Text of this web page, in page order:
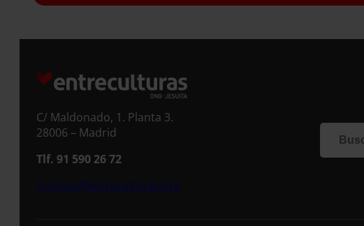
C/ Maldonado, 1. Planta 3.
28006 – Madrid
Tlf. 91 590 26 72
noticias@entreculturas.org